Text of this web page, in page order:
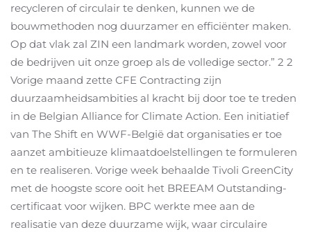
recycleren of circulair te denken, kunnen we de
bouwmethoden nog duurzamer en efficiënter maken.
Op dat vlak zal ZIN een landmark worden, zowel voor
de bedrijven uit onze groep als de volledige sector.” 2 2
Vorige maand zette CFE Contracting zijn
duurzaamheidsambities al kracht bij door toe te treden
in de Belgian Alliance for Climate Action. Een initiatief
van The Shift en WWF-België dat organisaties er toe
aanzet ambitieuze klimaatdoelstellingen te formuleren
en te realiseren. Vorige week behaalde Tivoli GreenCity
met de hoogste score ooit het BREEAM Outstanding-
certificaat voor wijken. BPC werkte mee aan de
realisatie van deze duurzame wijk, waar circulaire